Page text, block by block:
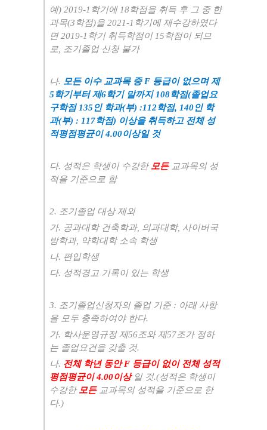
예) 2019-1 학기에 18학점을 취득 후 그 중 한
과목(3 학점)을 2021-1 학기에 재수강하였다
면2019-1 학기 취득학점이 15 학점이 되므
로, 조기졸업 신청 불가
나. 모든 이수 교과목 중F 등급이 없으며 제
5학기부터 제6학기 말까지108학점(졸업요
구학점135 인 학과(부) :112학점, 140인 학
과(부) : 117학점) 이상을 취득하고 전체 성
적평점평균이4.00이상일 것
다. 성적은 학생이 수강한 모든교과목의 성
적을 기준으로 함
2. 조기졸업 대상 제외
가. 공과대학 건축학과, 의과대학, 사이버국
방학과, 약학대학 소속 학생
나. 편입학생
다. 성적경고 기록이 있는 학생
3. 조기졸업신청자의 졸업 기준 : 아래 사항
을 모두 충족하여야 한다.
가. 학사운영규정 제56조와 제57조가 정하
는 졸업요건을 갖출 것.
나. 전체 학년 동안F 등급이 없이 전체 성적
평점평균이4.00이상 일 것.(성적은 학생이
수강한 모든교과목의 성적을 기준으로 한
다.)